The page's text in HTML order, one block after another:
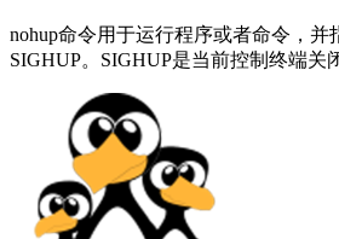
nohup命令用于运行程序或者命令，并
SIGHUP。SIGHUP是当前控制终端关